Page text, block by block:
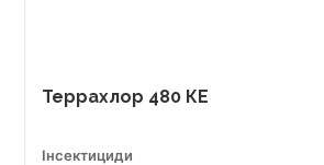
Террахлор 480 КЕ
Інсектициди